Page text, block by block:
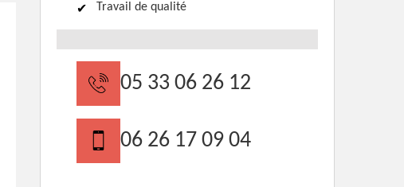
Travail de qualité
05 33 06 26 12
06 26 17 09 04